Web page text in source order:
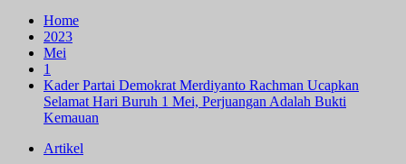
Home
2023
Mei
1
Kader Partai Demokrat Merdiyanto Rachman Ucapkan
Selamat Hari Buruh 1 Mei, Perjuangan Adalah Bukti
Kemauan
Artikel